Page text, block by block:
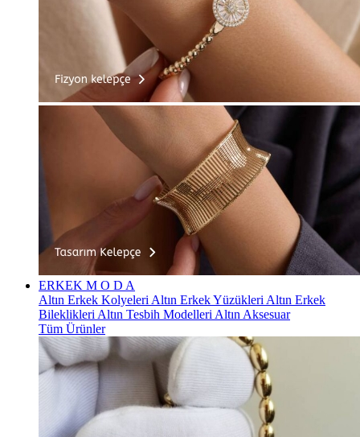
ERKEK M O D A
Altın Erkek Kolyeleri Altın Erkek Yüzükleri Altın Erkek
Bileklikleri Altın Tesbih Modelleri Altın Aksesuar
Tüm Ürünler